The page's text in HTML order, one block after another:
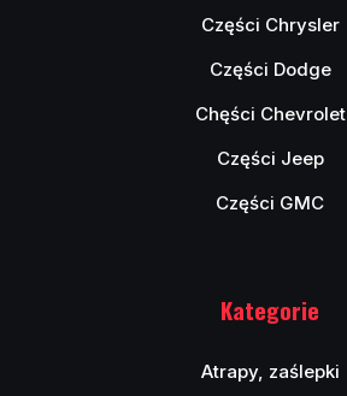
Części Chrysler
Części Dodge
Chęści Chevrolet
Części Jeep
Części GMC
Kategorie
Atrapy, zaślepki